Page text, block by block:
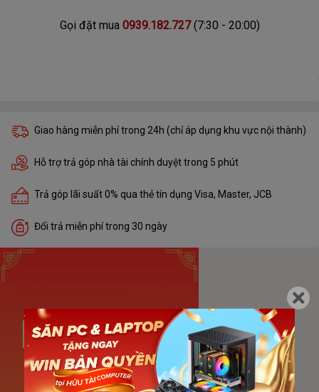
Gọi đặt mua 0939.182.727(7:30 - 20:00)
Giao hàng miễn phí trong 24h (chỉ áp dụng khu vực nội thành)
Hỗ trợ trả góp nhà tài chính duyệt trong 5 phút
Trả góp lãi suất 0% qua thẻ tín dụng Visa, Master, JCB
Đổi trả miễn phí trong 30 ngày